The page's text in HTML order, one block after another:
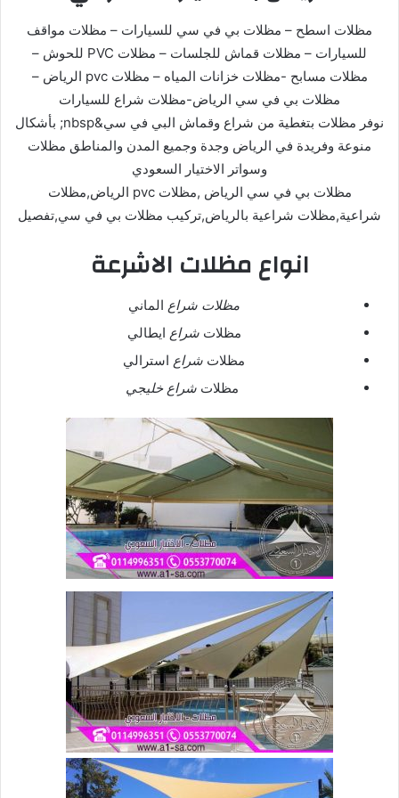
مظلات اسطح – مظلات بي في سي للسيارات – مظلات مواقف
للسيارات – مظلات قماش للجلسات – مظلات PVC للحوش –
مظلات مسابح -مظلات خزانات المياه – مظلات pvc الرياض –
مظلات بي في سي الرياض-مظلات شراع للسيارات
نوفر مظلات بتغطية من شراع وقماش البي في سي&nbsp; بأشكال
منوعة وفريدة في الرياض وجدة وجميع المدن والمناطق مظلات
وسواتر الاختيار السعودي
مظلات بي في سي الرياض ,مظلات pvc الرياض,مظلات
شراعية,مظلات شراعية بالرياض,تركيب مظلات بي في سي,تفصيل
انواع مظلات الاشرعة
مظلات شراع الماني
مظلاتشراع ايطالي
مظلات شراع استرالي
مظلات شراع خليجي